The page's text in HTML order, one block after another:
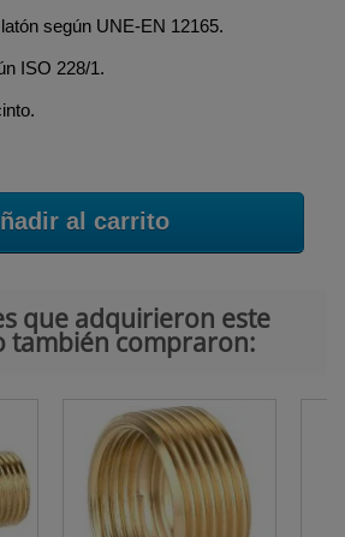
según UNE-EN 12165.
ISO 228/1.
al carrito
que adquirieron este
también compraron: